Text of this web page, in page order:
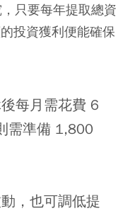
只要每年提取總資
投資獲利便能確保
每月需花費 6
需準備 1,800
，也可調低提